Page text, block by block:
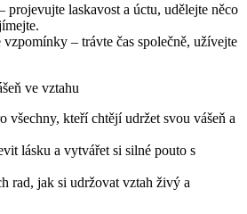
projevujte laskavost a úctu, udělejte něco
vzpomínky – trávte čas společně, užívejte
všechny, kteří chtějí udržet svou vášeň a
lásku a vytvářet si silné pouto s
rad, jak si udržovat vztah živý a